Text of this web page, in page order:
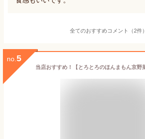
全てのおすすめコメント（2件）
no. 5